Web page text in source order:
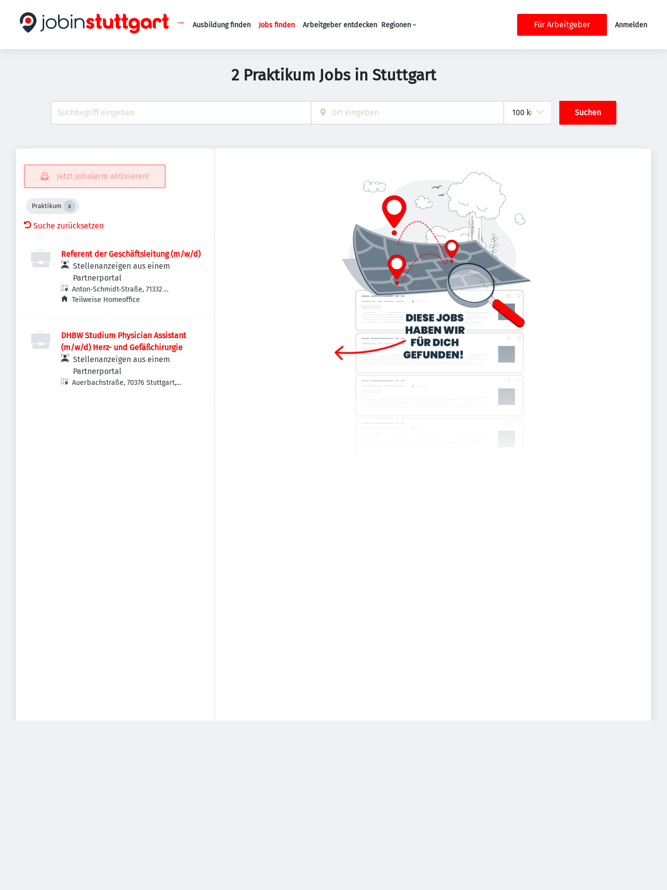
Haupt-Navigation
Ausbildung finden Jobs finden Arbeitgeber entdecken Regionen Für Arbeitgeber Anmelden
2 Praktikum Jobs in Stuttgart
Suchen
Jetzt Jobalarm aktivieren!
Praktikum
Suche zurücksetzen
Referent der Geschäftsleitung (m/w/d)
Stellenanzeigen aus einem
Partnerportal
Anton-Schmidt-Straße, 71332
Waiblingen, Deutschland
Teilweise Homeoffice
DHBW Studium Physician Assistant
(m/w/d) Herz- und Gefäßchirurgie
Stellenanzeigen aus einem
Partnerportal
Auerbachstraße, 70376 Stuttgart,